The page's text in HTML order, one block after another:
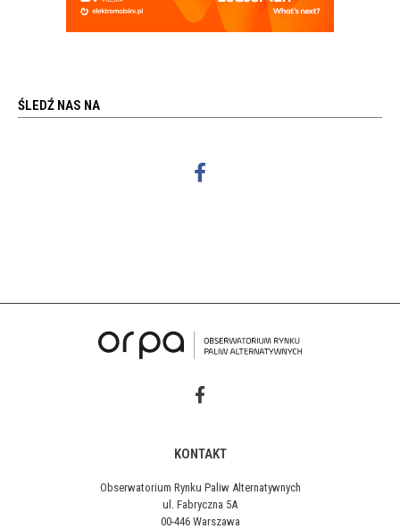
ŚLEDŹ NAS NA
KONTAKT
Obserwatorium Rynku Paliw Alternatywnych
ul. Fabryczna 5A
00-446 Warszawa